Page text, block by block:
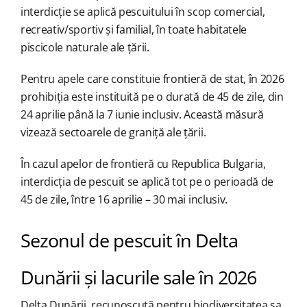
interdicție se aplică pescuitului în scop comercial,
recreativ/sportiv și familial, în toate habitatele
piscicole naturale ale țării.
Pentru apele care constituie frontieră de stat, în 2026
prohibiția este instituită pe o durată de 45 de zile, din
24 aprilie până la 7 iunie inclusiv. Această măsură
vizează sectoarele de graniță ale țării.
În cazul apelor de frontieră cu Republica Bulgaria,
interdicția de pescuit se aplică tot pe o perioadă de
45 de zile, între 16 aprilie – 30 mai inclusiv.
Sezonul de pescuit în Delta
Dunării și lacurile sale în 2026